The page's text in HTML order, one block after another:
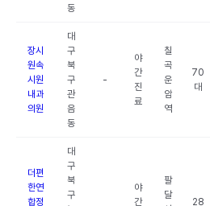
동
장시
원속
시원
내과
의원
대
구
북
구
관
음
동
-
야
간
진
료
칠
곡
운
암
역
70
대
더편
한연
합정
대
구
북
구
야
간
팔
달
28